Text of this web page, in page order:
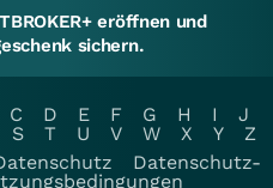
eröffnen und
sichern.
C D E F G H I
J
S T U V W X Y
Z
Datenschutz-